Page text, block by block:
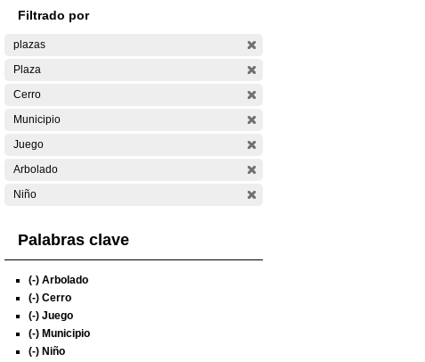
Filtrado por
plazas
Plaza
Cerro
Municipio
Juego
Arbolado
Niño
Palabras clave
(-) Arbolado
(-) Cerro
(-) Juego
(-) Municipio
(-) Niño